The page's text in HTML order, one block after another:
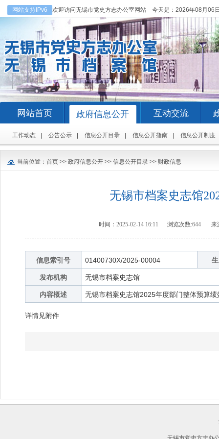
网站支持IPv6 欢迎访问无锡市党史方志办公室网站 今天是： 2026年08月06
网站首页 政府信息公开 互动交流
工作动态 公告公示 信息公开目录 信息公开指南 信息公开制度
当前位置： 首页 >> 政府信息公开 >> 信息公开目录 >> 财政信息
无锡市档案史志馆
时间：2025-02-14 16:11 浏览次数:644 来
信息索引号 01400730X/2025-00004
发布机构 无锡市档案史志馆
内容概述 无锡市档案史志馆2025年度部门整体预算绩
详情见附件